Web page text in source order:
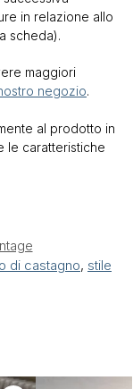
in relazione allo
scheda).
maggiori
negozio.
al prodotto in
le caratteristiche
di castagno, stile